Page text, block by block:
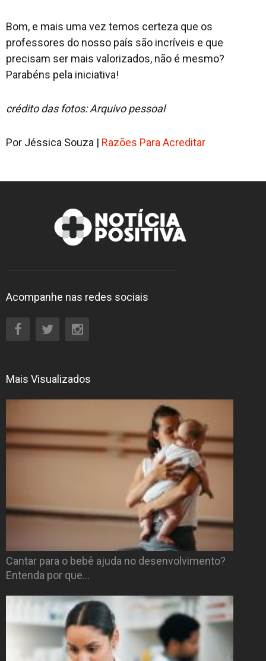
Bom, e mais uma vez temos certeza que os
professores do nosso país são incríveis e que
precisam ser mais valorizados, não é mesmo?
Parabéns pela iniciativa!
crédito das fotos: Arquivo pessoal
Por Jéssica Souza | Razões Para Acreditar
Acompanhe nas redes sociais
Mais Visualizados
Cantar para o bebê ajuda no desenvolvimento?
Entenda por que…